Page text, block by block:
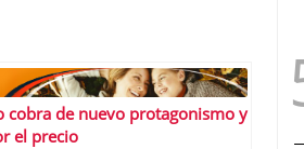
cobra de nuevo protagonismo y
el precio